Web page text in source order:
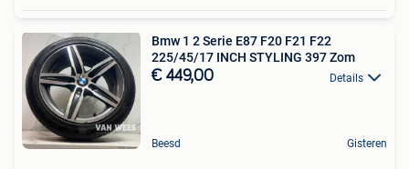
Bmw 1 2 Serie E87 F20 F21 F22
225/45/17 INCH STYLING 397 Zom
€ 449,00 Details
Beesd Gisteren